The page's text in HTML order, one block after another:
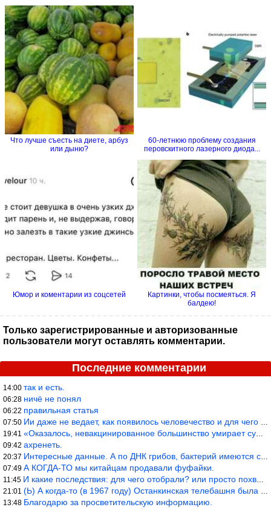
Что лучше съесть на диете, арбуз
или дыню?
60-летнюю проблему создания
перовскитного лазерного диода...
Юмор и коментарии из соцсетей
Картинки, чтобы посмеяться. Я
балдею!
Только зарегистрированные и авторизованные
пользователи могут оставлять комментарии.
Последние комментарии
14:00 так и есть.
06:28 ничё не понял
06:22 правильная статья
07:50 Ии даже не ведает, как появилось человечество и для чего оно сущ
19:41 «Оказалось, невакцинированное большинство умирает существенно ча
09:42 ахренеть.
20:37 Интересные данные. А по ДНК грибов, бактерий имеются сведения из
07:49 А КОГДА-ТО мы китайцам продавали фуфайки.
11:45 И какие последствия: для чего отобрали? или просто похвастались.
21:01 (Ь) А когда-то (в 1967 году) Останкинская телебашня была самым в
13:48 Благодарю за просветительскую информацию.